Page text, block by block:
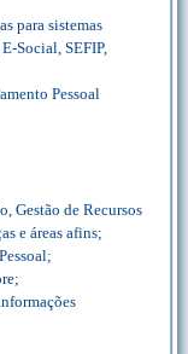
para sistemas
Social, SEFIP,
Pessoal
Gestão de Recursos
e áreas afins;